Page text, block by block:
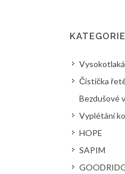
KATEGORIE
Čistička
Bezdušové
Vyplétání
HOPE
SAPIM